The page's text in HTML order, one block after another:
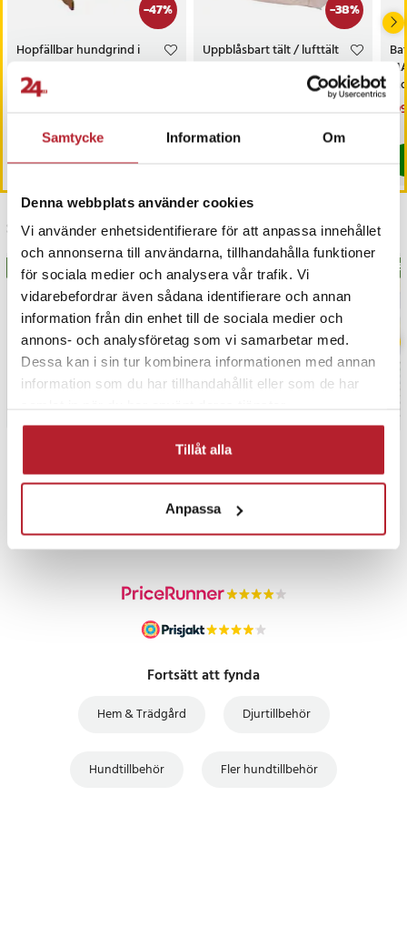
Samtycke Information Om
Denna webbplats använder cookies
Vi använder enhetsidentifierare för att anpassa innehållet
och annonserna till användarna, tillhandahålla funktioner
för sociala medier och analysera vår trafik. Vi
vidarebefordrar även sådana identifierare och annan
information från din enhet till de sociala medier och
annons- och analysföretag som vi samarbetar med.
Dessa kan i sin tur kombinera informationen med annan
information som du har tillhandahållit eller som de har
Tillåt alla
Anpassa
-47%
Hopfällbar hundgrind i
trä 90x30-117cm
I lager, levereras inom 1-2 vardagar
Köp
-38%
Uppblåsbart tält / lufttält
/ campingtält 2m
Just nu har vi bara 3 kvar av denna
Senast besökta
BÄSTSÄLJARE
UTFÖRSÄLJNING
Fortsätt att fynda
Hem & Trädgård Djurtillbehör
Hundtillbehör Fler hundtillbehör